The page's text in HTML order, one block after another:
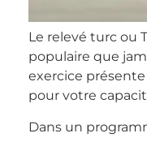
Le relevé turc ou
populaire que
exercice
pour votre
Dans un